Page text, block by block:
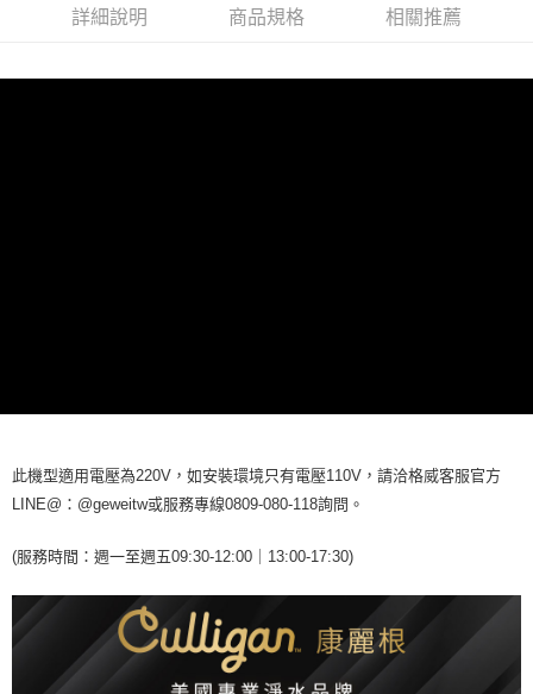
詳細說明 商品規格 相關推薦
此機型適用電壓為220V，如安裝環境只有電壓110V，請洽格威客服官方
LINE@：@geweitw或服務專線0809-080-118詢問。
(服務時間：週一至週五09:30-12:00｜13:00-17:30)